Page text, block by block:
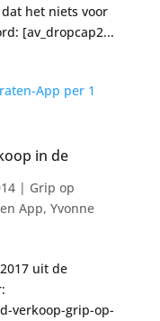
het niets voor
[av_dropcap2...
in de
| Grip op
App, Yvonne
uit de
verkoop-grip-op-